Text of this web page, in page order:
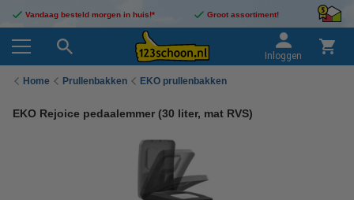
Vandaag besteld morgen in huis!* Groot assortiment!
Inloggen
Home Prullenbakken EKO prullenbakken
EKO Rejoice pedaalemmer (30 liter, mat RVS)